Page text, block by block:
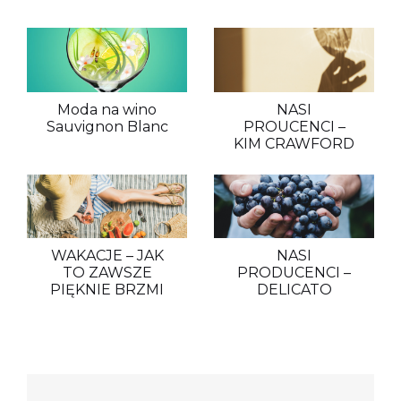
Moda na wino
Sauvignon Blanc
NASI
PROUCENCI –
KIM CRAWFORD
WAKACJE – JAK
TO ZAWSZE
PIĘKNIE BRZMI
NASI
PRODUCENCI –
DELICATO